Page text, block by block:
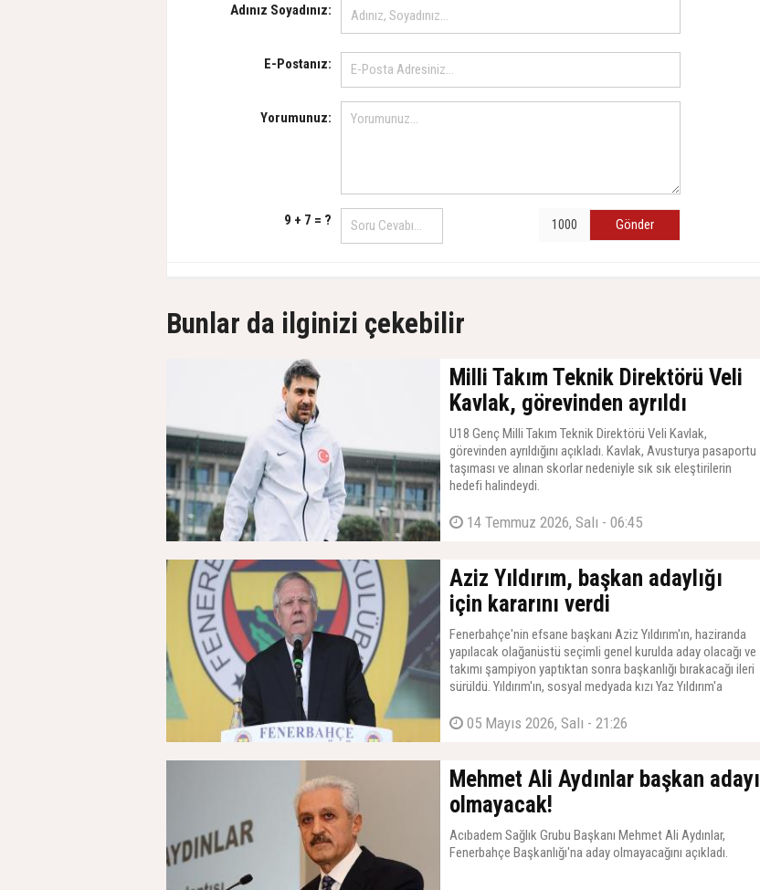
Adınız Soyadınız:
E-Postanız:
Yorumunuz:
9 + 7 = ? Gönder
Bunlar da ilginizi çekebilir
Milli Takım Teknik Direktörü Veli
Kavlak, görevinden ayrıldı
U18 Genç Milli Takım Teknik Direktörü Veli Kavlak,
görevinden ayrıldığını açıkladı. Kavlak, Avusturya pasaportu
taşıması ve alınan skorlar nedeniyle sık sık eleştirilerin
hedefi halindeydi.
14 Temmuz 2026, Salı - 06:45
Aziz Yıldırım, başkan adaylığı
için kararını verdi
Fenerbahçe'nin efsane başkanı Aziz Yıldırım'ın, haziranda
yapılacak olağanüstü seçimli genel kurulda aday olacağı ve
takımı şampiyon yaptıktan sonra başkanlığı bırakacağı ileri
sürüldü. Yıldırım'ın, sosyal medyada kızı Yaz Yıldırım'a
bir ekiple göreve hazırlandığı kaydedildi.
05 Mayıs 2026, Salı - 21:26
Mehmet Ali Aydınlar başkan adayı
olmayacak!
Acıbadem Sağlık Grubu Başkanı Mehmet Ali Aydınlar,
Fenerbahçe Başkanlığı'na aday olmayacağını açıkladı.